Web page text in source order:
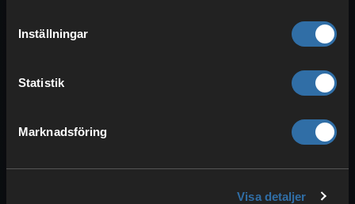
Inställningar
Statistik
Marknadsföring
Visa detaljer
vissa av dina transportband, tåg eller
. De lönar sig dock inte för alla. I